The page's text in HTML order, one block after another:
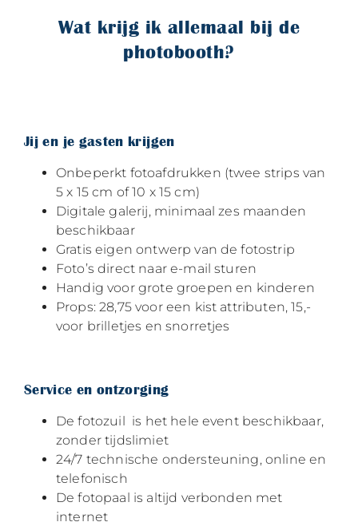
Wat krijg ik allemaal bij de
photobooth?
Jij en je gasten krijgen
Onbeperkt fotoafdrukken (twee strips van
5 x 15 cm of 10 x 15 cm)
Digitale galerij, minimaal zes maanden
beschikbaar
Gratis eigen ontwerp van de fotostrip
Foto’s direct naar e-mail sturen
Handig voor grote groepen en kinderen
Props: 28,75 voor een kist attributen, 15,-
voor brilletjes en snorretjes
Service en ontzorging
De fotozuil is het hele event beschikbaar,
zonder tijdslimiet
24/7 technische ondersteuning, online en
telefonisch
De fotopaal is altijd verbonden met
internet